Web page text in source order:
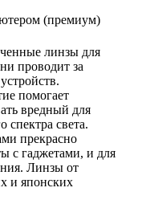
(премиум)
линзы для
проводит за
помогает
вредный для
спектра света.
прекрасно
с гаджетами, и для
Линзы от
и японских